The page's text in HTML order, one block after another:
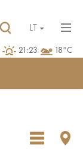
21:23 18°C
LT